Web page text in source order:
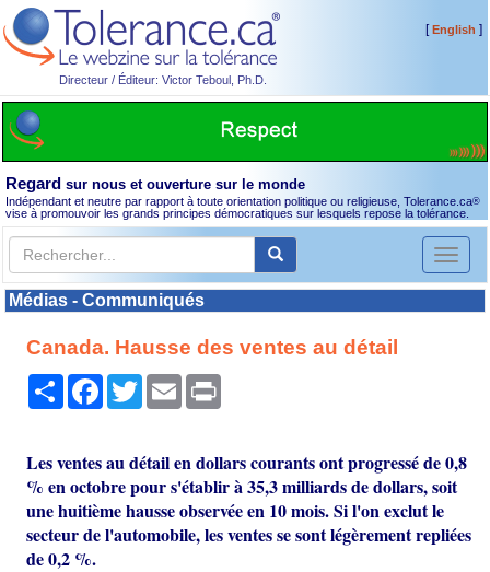
Directeur / Éditeur: Victor Teboul, Ph.D.
[English ]
Regard sur nous et ouverture sur le monde
Indépendant et neutre par rapport à toute orientation politique ou religieuse, Tolerance.ca®
vise à promouvoir les grands principes démocratiques sur lesquels repose la tolérance.
Toggle
Médias - Communiqués
Canada. Hausse des ventes au détail
PartagerFacebook
TwitterEmail
Les ventes au détail en dollars courants ont progressé de 0,8
% en octobre pour s'établir à 35,3 milliards de dollars, soit
une huitième hausse observée en 10 mois. Si l'on exclut le
secteur de l'automobile, les ventes se sont légèrement repliées
de 0,2 %.